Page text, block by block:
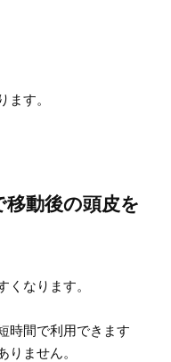
す。
動後の頭皮を
なります。
時間で利用できます
ません。